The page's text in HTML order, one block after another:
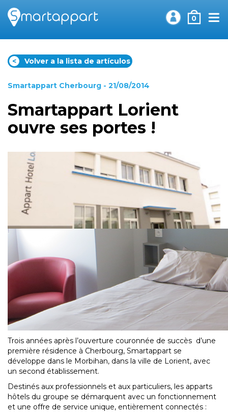
0
< Volver a la lista de artículos
Smartappart Cherbourg - 21/08/2014
Smartappart Lorient
ouvre ses portes !
Trois années après l’ouverture couronnée de succès d’une
première résidence à Cherbourg, Smartappart se
développe dans le Morbihan, dans la ville de Lorient, avec
un second établissement.
Destinés aux professionnels et aux particuliers, les apparts
hôtels du groupe se démarquent avec un fonctionnement
et une offre de service unique, entièrement connectés :